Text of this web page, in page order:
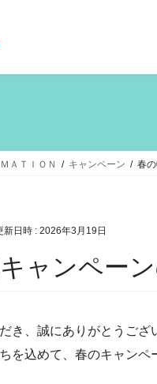
ＡＴＩＯＮ キャンペーン 春
新日時 : 2026年3月19日
ャンペー
き、誠にありがとうござ
を込めて、春のキャンペ